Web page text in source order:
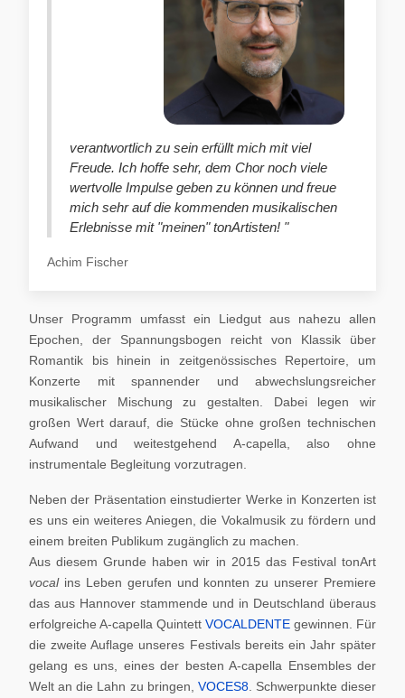
verantwortlich zu sein erfüllt mich mit viel
Freude. Ich hoffe sehr, dem Chor noch viele
wertvolle Impulse geben zu können und freue
mich sehr auf die kommenden musikalischen
Erlebnisse mit "meinen" tonArtisten! "
Achim Fischer
Unser Programm umfasst ein Liedgut aus nahezu allen
Epochen, der Spannungsbogen reicht von Klassik über
Romantik bis hinein in zeitgenössisches Repertoire, um
Konzerte mit spannender und abwechslungsreicher
musikalischer Mischung zu gestalten. Dabei legen wir
großen Wert darauf, die Stücke ohne großen technischen
Aufwand und weitestgehend A-capella, also ohne
instrumentale Begleitung vorzutragen.
Neben der Präsentation einstudierter Werke in Konzerten ist
es uns ein weiteres Aniegen, die Vokalmusik zu fördern und
einem breiten Publikum zugänglich zu machen.
Aus diesem Grunde haben wir in 2015 das Festival tonArt
vocal ins Leben gerufen und konnten zu unserer Premiere
das aus Hannover stammende und in Deutschland überaus
erfolgreiche A-capella Quintett VOCALDENTE gewinnen. Für
die zweite Auflage unseres Festivals bereits ein Jahr später
gelang es uns, eines der besten A-capella Ensembles der
Welt an die Lahn zu bringen, VOCES8. Schwerpunkte dieser